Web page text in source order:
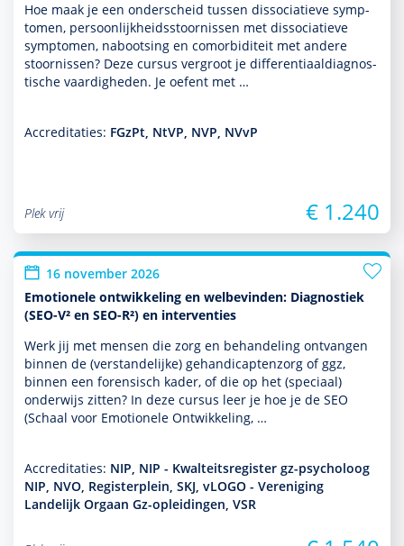
Hoe maak je een onderscheid tussen dissociatieve symp­
tomen, per­soon­lijk­heids­stoor­nissen met dissociatieve
symp­tomen, nabootsing en comorbiditeit met andere
stoor­nissen? Deze cursus vergroot je differentiaaldiag­nos­
tische vaar­dig­heden. Je oefent met …
Accreditaties: FGzPt, NtVP, NVP, NVvP
Plek vrij € 1.240
16 november 2026
Emotionele ontwikkeling en welbevinden: Diagnostiek
(SEO-V² en SEO-R²) en interventies
Werk jij met mensen die zorg en behan­del­ing ontvangen
binnen de (ver­stande­lijke) gehandi­capten­zorg of ggz,
binnen een foren­sisch kader, of die op het (speciaal)
onder­wijs zitten? In deze cursus leer je hoe je de SEO
(Schaal voor Emotionele Ontwikkeling, …
Accreditaties: NIP, NIP - Kwalteitsregister gz-psycholoog
NIP, NVO, Registerplein, SKJ, vLOGO - Vereniging
Landelijk Orgaan Gz-opleidingen, VSR